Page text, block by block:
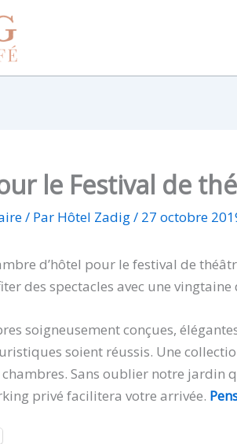
le Festival de
/ Par Hôtel Zadig/ 27 octobre
d’hôtel pour le festival de
des spectacles avec une
soigneusement conçues,
soient réussis. Une
Sans oublier notre
privé facilitera votre arrivée.